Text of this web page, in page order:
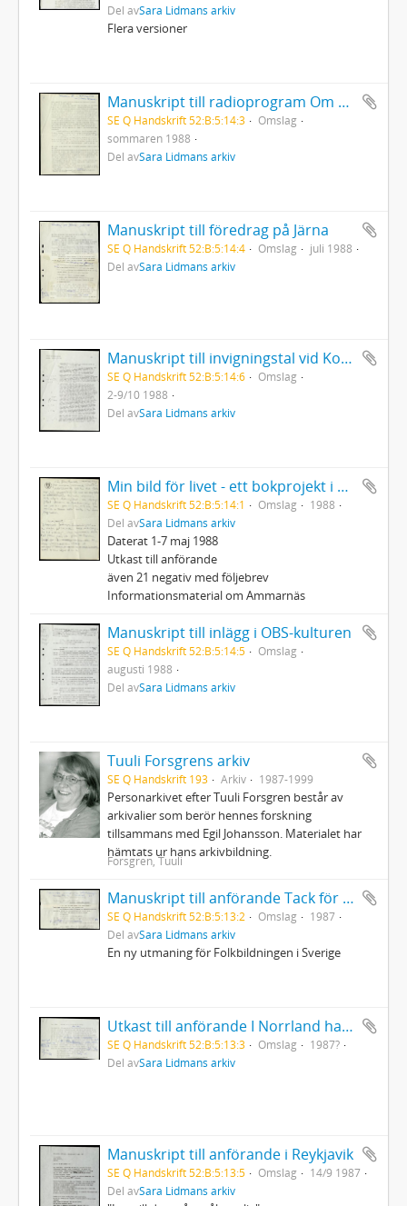
Del avSara Lidmans arkiv
Flera versioner
Manuskript till radioprogram Om Selma Lagerlöf i Radions serie om svenska romaner
SE Q Handskrift 52:B:5:14:3
Omslag
sommaren 1988
Del avSara Lidmans arkiv
Manuskript till föredrag på Järna
SE Q Handskrift 52:B:5:14:4 Omslag
juli 1988
Del avSara Lidmans arkiv
Manuskript till invigningstal vid Konstens vecka i Strömstad
SE Q Handskrift 52:B:5:14:6
Omslag
2-9/10 1988
Del avSara Lidmans arkiv
Min bild för livet - ett bokprojekt i anslutning till Cancerfondens Rädda Livet - vecka
SE Q Handskrift 52:B:5:14:1 Omslag
1988
Del avSara Lidmans arkiv
Daterat 1-7 maj 1988
Utkast till anförande
även 21 negativ med följebrev
Informationsmaterial om Ammarnäs
Manuskript till inlägg i OBS-kulturen
SE Q Handskrift 52:B:5:14:5
Omslag
augusti 1988
Del avSara Lidmans arkiv
Tuuli Forsgrens arkiv
SE Q Handskrift 193 Arkiv 1987-1999
Personarkivet efter Tuuli Forsgren består av
arkivalier som berör hennes forskning
tillsammans med Egil Johansson. Materialet har
hämtats ur hans arkivbildning.
Forsgren, Tuuli
Manuskript till anförande Tack för stipendium utdelat av Svenska Folkbildningsförbundet i Halmstad
SE Q Handskrift 52:B:5:13:2 Omslag
1987
Del avSara Lidmans arkiv
En ny utmaning för Folkbildningen i Sverige
Utkast till anförande I Norrland hava vi en stor del av Sverige
SE Q Handskrift 52:B:5:13:3 Omslag
1987?
Del avSara Lidmans arkiv
Manuskript till anförande i Reykjavik
SE Q Handskrift 52:B:5:13:5 Omslag
14/9 1987
Del avSara Lidmans arkiv